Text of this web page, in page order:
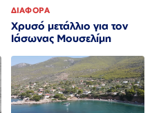
ΔΙΑΦΟΡΑ
Χρυσό μετάλλιο για τον
Iάσωνας Μουσελίμη